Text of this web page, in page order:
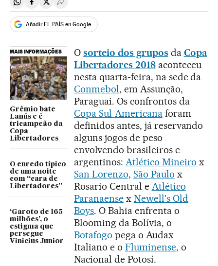
Compartir en Whatsapp
Compartir en Facebook
Compartir en Twitter
Desplegar Redes Sociales
Añadir EL PAÍS en Google
MAIS INFORMAÇÕES
Grêmio bate
Lanús e é
tricampeão da
Copa
Libertadores
O enredo típico
de uma noite
com “cara de
Libertadores”
‘Garoto de 165
milhões’, o
estigma que
persegue
Vinicius Junior
O sorteio dos gruposda Copa
Libertadores 2018aconteceu
nesta quarta-feira, na sede da
Conmebol, em Assunção,
Paraguai. Os confrontos da
Copa Sul-Americanaforam
definidos antes, já reservando
alguns jogos de peso
envolvendo brasileiros e
argentinos: Atlético Mineiro x
San Lorenzo, São Paulo x
Rosario Central e Atlético
Paranaensex Newell's Old
Boys. O Bahia enfrenta o
Blooming da Bolívia, o
Botafogo pega o Audax
Italiano e o Fluminense, o
Nacional de Potosí.